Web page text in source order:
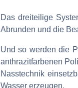
Das dreiteilige
Abrunden und die
Und so werden die
anthrazitfarbenen
Nasstechnik
Wasser erzeugen.